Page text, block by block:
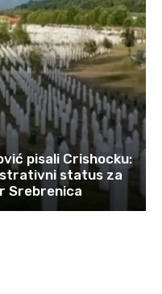
pisali Crishocku:
status za
Srebrenica